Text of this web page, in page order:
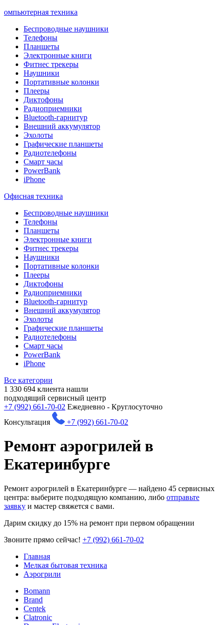
омпьютерная техника
Беспроводные наушники
Телефоны
Планшеты
Электронные книги
Фитнес трекеры
Наушники
Портативные колонки
Плееры
Диктофоны
Радиоприемники
Bluetooth-гарнитур
Внешний аккумулятор
Эхолоты
Графические планшеты
Радиотелефоны
Смарт часы
PowerBank
iPhone
Офисная техника
Беспроводные наушники
Телефоны
Планшеты
Электронные книги
Фитнес трекеры
Наушники
Портативные колонки
Плееры
Диктофоны
Радиоприемники
Bluetooth-гарнитур
Внешний аккумулятор
Эхолоты
Графические планшеты
Радиотелефоны
Смарт часы
PowerBank
iPhone
Все категории
1 330 694 клиента нашли
подходящий сервисный центр
+7 (992) 661-70-02 Ежедневно - Круглосуточно
Консультация
+7 (992) 661-70-02
Ремонт аэрогрилей в
Екатеринбурге
Ремонт аэрогрилей в Екатеринбурге — найдено 45 сервисных
центра: выберите подходящую компанию, либо отправьте
заявку и мастер свяжется с вами.
Дарим скидку до 15% на ремонт при первом обращении
Звоните прямо сейчас! +7 (992) 661-70-02
Главная
Мелкая бытовая техника
Аэрогрили
Bomann
Brand
Centek
Clatronic